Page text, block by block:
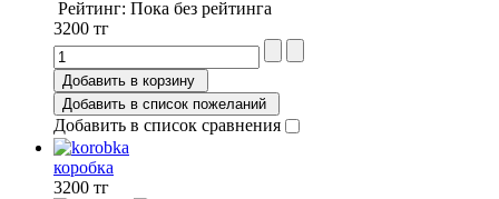
Рейтинг: Пока без рейтинга
3200 тг
Добавить в корзину
Добавить в список пожеланий
Добавить в список сравнения
коробка
3200 тг